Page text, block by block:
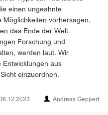
einen ungeahnte
Möglichkeiten vorhersagen,
das Ende der Welt.
Forschung und
werden laut. Wir
Entwicklungen aus
einzuordnen.
Andreas Geppert